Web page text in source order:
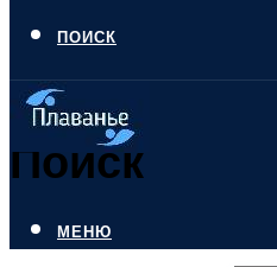
ПОИСК
Поиск
МЕНЮ